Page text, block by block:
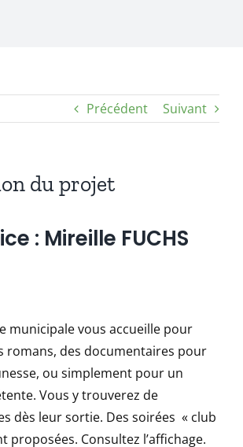
Précédent Suivant
du projet
: Mireille FUCHS
municipale vous accueille pour
romans, des documentaires pour
ou simplement pour un
Vous y trouverez de
dès leur sortie. Des soirées « club
proposées. Consultez l’affichage.